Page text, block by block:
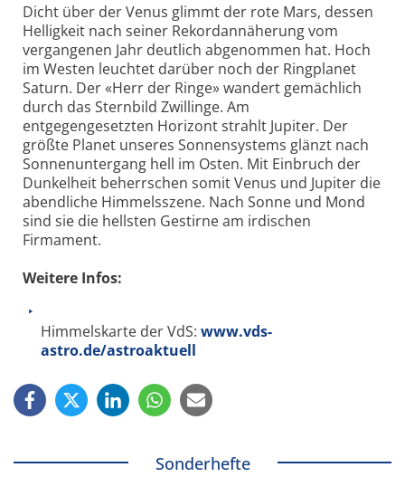
Dicht über der Venus glimmt der rote Mars, dessen
Helligkeit nach seiner Rekordannäherung vom
vergangenen Jahr deutlich abgenommen hat. Hoch
im Westen leuchtet darüber noch der Ringplanet
Saturn. Der «Herr der Ringe» wandert gemächlich
durch das Sternbild Zwillinge. Am
entgegengesetzten Horizont strahlt Jupiter. Der
größte Planet unseres Sonnensystems glänzt nach
Sonnenuntergang hell im Osten. Mit Einbruch der
Dunkelheit beherrschen somit Venus und Jupiter die
abendliche Himmelsszene. Nach Sonne und Mond
sind sie die hellsten Gestirne am irdischen
Firmament.
Weitere Infos:
Himmelskarte der VdS: www.vds-
astro.de/astroaktuell
Sonderhefte